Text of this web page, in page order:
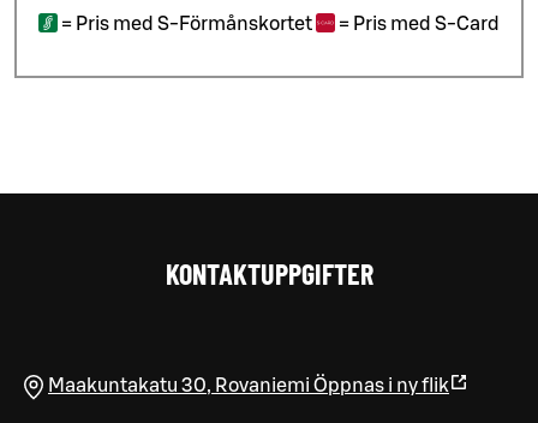
= Pris med S-Förmånskortet = Pris med S-Card
KONTAKTUPPGIFTER
Maakuntakatu 30, Rovaniemi Öppnas i ny flik